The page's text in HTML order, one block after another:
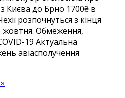
Летимо
в
Чехію
у
квітні-
Києва до Брно 1700₴ в
розпочнуться з кінця
жовтня. Обмеження,
19 Актуальна
авіасполучення